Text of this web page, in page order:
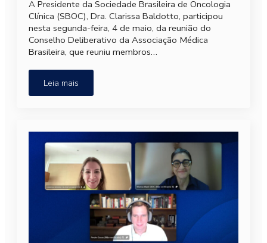
A Presidente da Sociedade Brasileira de Oncologia
Clínica (SBOC), Dra. Clarissa Baldotto, participou
nesta segunda-feira, 4 de maio, da reunião do
Conselho Deliberativo da Associação Médica
Brasileira, que reuniu membros…
Leia mais